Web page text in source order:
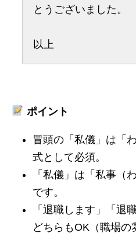
とうございました。
以上
ポイント
冒頭の「私儀」は「
式として必須。
「私儀」は「私事（
です。
「退職します」「退
どちらもOK（職場の